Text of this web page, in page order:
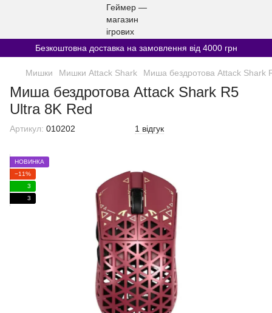
Безкоштовна доставка на замовлення від 4000 грн
Мишки Мишки Attack Shark Миша бездротова Attack Shark
Миша бездротова Attack Shark R5
Ultra 8K Red
Артикул: 010202 1 відгук
НОВИНКА
−11%
3
3